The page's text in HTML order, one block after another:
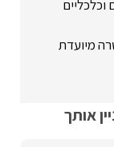
וכלכליים
מיועדת
אותך